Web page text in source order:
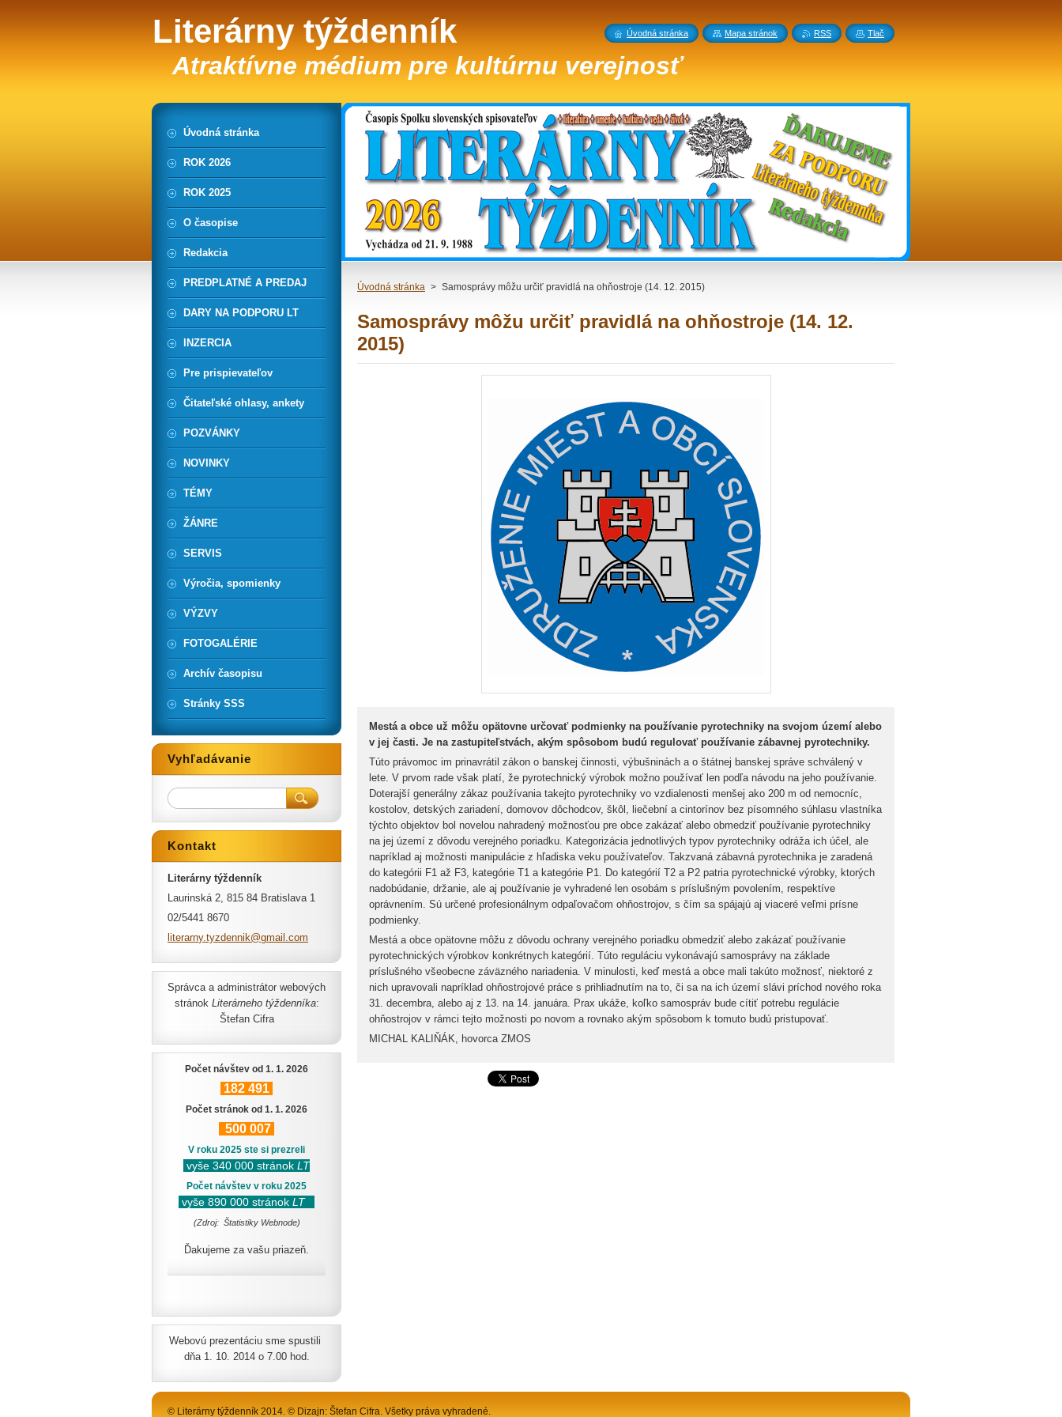
Literárny týždenník
Atraktívne médium pre kultúrnu verejnosť
Úvodná stránka > Samosprávy môžu určiť pravidlá na ohňostroje (14. 12. 2015)
Samosprávy môžu určiť pravidlá na ohňostroje (14. 12.
2015)
Mestá a obce už môžu opätovne určovať podmienky na používanie pyrotechniky na svojom území alebo
v jej časti. Je na zastupiteľstvách, akým spôsobom budú regulovať používanie zábavnej pyrotechniky.
Túto právomoc im prinavrátil zákon o banskej činnosti, výbušninách a o štátnej banskej správe schválený v
lete. V prvom rade však platí, že pyrotechnický výrobok možno používať len podľa návodu na jeho používanie.
Doterajší generálny zákaz používania takejto pyrotechniky vo vzdialenosti menšej ako 200 m od nemocníc,
kostolov, detských zariadení, domovov dôchodcov, škôl, liečební a cintorínov bez písomného súhlasu vlastníka
týchto objektov bol novelou nahradený možnosťou pre obce zakázať alebo obmedziť používanie pyrotechniky
na jej území z dôvodu verejného poriadku. Kategorizácia jednotlivých typov pyrotechniky odráža ich účel, ale
napríklad aj možnosti manipulácie z hľadiska veku používateľov. Takzvaná zábavná pyrotechnika je zaradená
do kategórii F1 až F3, kategórie T1 a kategórie P1. Do kategórií T2 a P2 patria pyrotechnické výrobky, ktorých
nadobúdanie, držanie, ale aj používanie je vyhradené len osobám s príslušným povolením, respektíve
oprávnením. Sú určené profesionálnym odpaľovačom ohňostrojov, s čím sa spájajú aj viaceré veľmi prísne
podmienky.
Mestá a obce opätovne môžu z dôvodu ochrany verejného poriadku obmedziť alebo zakázať používanie
pyrotechnických výrobkov konkrétnych kategórií. Túto reguláciu vykonávajú samosprávy na základe
príslušného všeobecne záväzného nariadenia. V minulosti, keď mestá a obce mali takúto možnosť, niektoré z
nich upravovali napríklad ohňostrojové práce s prihliadnutím na to, či sa na ich území slávi príchod nového roka
31. decembra, alebo aj z 13. na 14. januára. Prax ukáže, koľko samospráv bude cítiť potrebu regulácie
ohňostrojov v rámci tejto možnosti po novom a rovnako akým spôsobom k tomuto budú pristupovať.
MICHAL KALIŇÁK, hovorca ZMOS
Úvodná stránka
ROK 2026
ROK 2025
O časopise
Redakcia
PREDPLATNÉ A PREDAJ
DARY NA PODPORU LT
INZERCIA
Pre prispievateľov
Čitateľské ohlasy, ankety
POZVÁNKY
NOVINKY
TÉMY
ŽÁNRE
SERVIS
Výročia, spomienky
VÝZVY
FOTOGALÉRIE
Archív časopisu
Stránky SSS
Vyhľadávanie
Kontakt
Literárny týždenník
Laurinská 2, 815 84 Bratislava 1
02/5441 8670
literarny.tyzdennik@gmai l.com
Správca a administrátor webových
stránok Literárneho týždenníka:
Štefan Cifra
Počet návštev od 1. 1. 2026
182 491
Počet stránok od 1. 1. 2026
500 007
V roku 2025 ste si prezreli
vyše 340 000 stránok LT
Počet návštev v roku 2025
vyše 890 000 stránok LT
(Zdroj: Štatistiky Webnode)
Ďakujeme za vašu priazeň.
Webovú prezentáciu sme spustili
dňa 1. 10. 2014 o 7.00 hod.
© Literárny týždenník 2014. © Dizajn: Štefan Cifra. Všetky práva vyhradené.
Úvodná stránka Mapa stránok RSS Tlač